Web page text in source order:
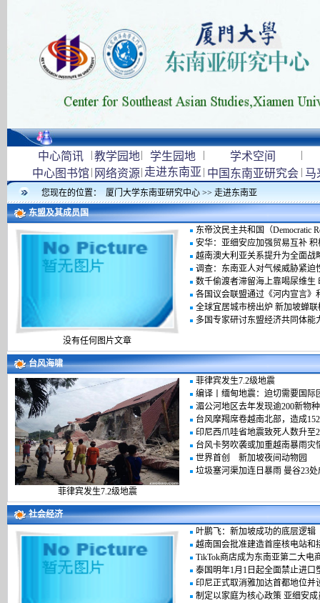
中心简讯 |教学园地| 学生园地 | 学术空间 |
中心图书馆 | 网络资源| 走进东南亚 | 中国东南亚研究会 | 马
您现在的位置： 厦门大学东南亚研究中心 >> 走进东南亚
东盟及其成员国
没有任何图片文章
东帝汶民主共和国（Democratic
安华：亚细安应加强贸易互补
越南澳大利亚关系提升为全面战
调查：东南亚人对气候威胁紧迫
数千偷渡者滞留海上靠喝尿维生
各国议会联盟通过《河内宣言》
全球宜居城市榜出炉 新加坡蝉联
多国专家研讨东盟经济共同体能
台风海啸
菲律宾发生7.2级地震
菲律宾发生7.2级地震
编译丨缅甸地震：迫切需要国际
湄公河地区去年发现逾200新物种
台风摩羯席卷越南北部，造成
印尼西爪哇省地震致死人数升至
台风卡努吹袭或加重越南暴雨灾
世界首创 新加坡夜间动物园
垃圾塞河渠加连日暴雨 曼谷23
社会经济
叶鹏飞：新加坡成功的底层逻辑
越南国会批准建造首座核电站和
TikTok商店成为东南亚第二大电
泰国明年1月1日起全面禁止进口
印尼正式取消雅加达首都地位并
制定以家庭为核心政策 亚细安